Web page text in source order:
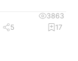
3863
5 17